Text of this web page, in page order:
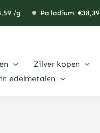
/g Palladium: €38,39
Zilver kopen
edelmetalen